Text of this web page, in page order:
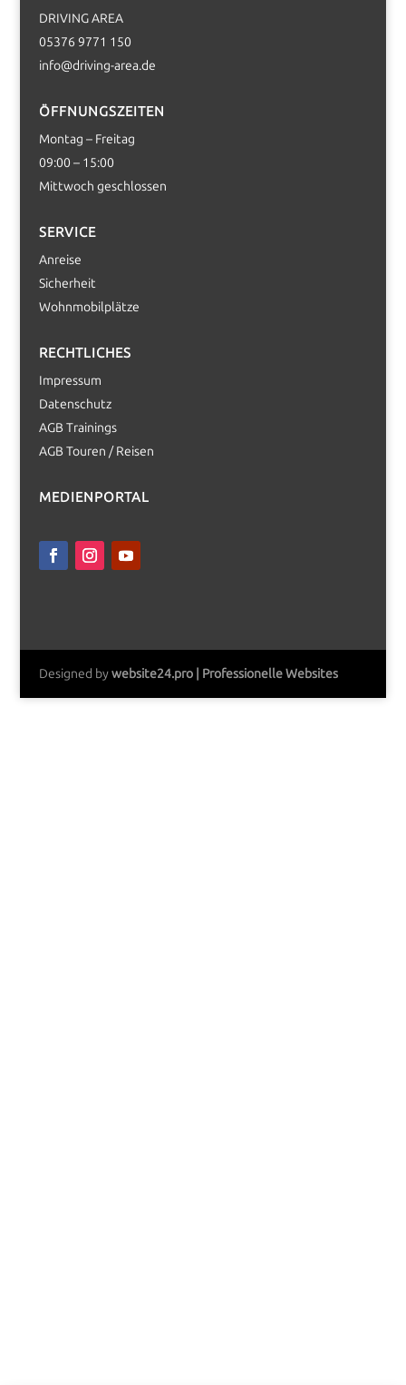
DRIVING AREA
05376 9771 150
info@driving-area.de
ÖFFNUNGSZEITEN
Montag – Freitag
09:00 – 15:00
Mittwoch geschlossen
SERVICE
Anreise
Sicherheit
Wohnmobilplätze
RECHTLICHES
Impressum
Datenschutz
AGB Trainings
AGB Touren / Reisen
MEDIENPORTAL
Designed bywebsite24.pro | Professionelle Websites